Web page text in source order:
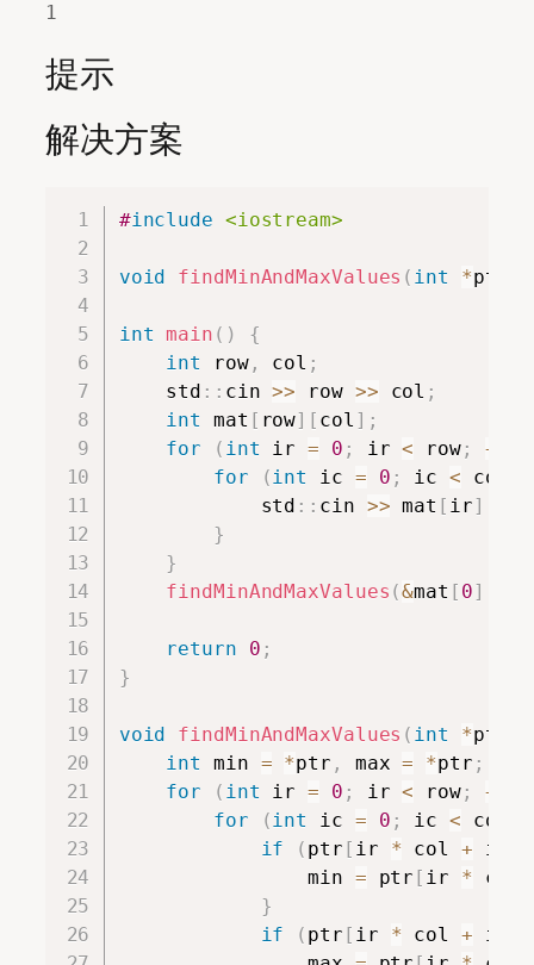
提示
解决方案
#include <iostream>
void findMinAndMaxValues ( int *ptr
int main ( )
{
int
row, col ;
    std
:: cin >> row >> col ;
int
mat [ row] [ col ] ;
for
( int ir = 0 ; ir < row; ++
for
(int ic = 0 ; ic < col
            std
:: cin >> mat [ ir]
}
}
findMinAndMaxValues (&mat [ 0]
return 0 ;
}
void findMinAndMaxValues ( int *ptr
int
min = *ptr , max = *ptr ;
for
( int ir = 0 ; ir < row; ++
for
(int ic = 0 ; ic < col
if
( ptr [ ir * col + ic
                min
= ptr [ ir * col
}
if
( ptr [ ir * col + ic